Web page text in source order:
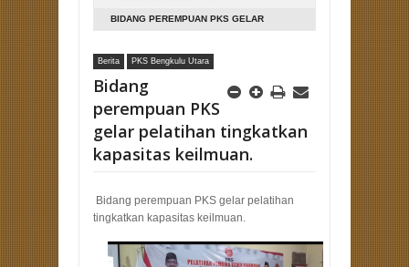
BIDANG PEREMPUAN PKS GELAR
KEILMUAN.
Berita PKS Bengkulu Utara
Bidang
perempuan PKS
gelar pelatihan tingkatkan
kapasitas keilmuan.
Bidang perempuan PKS gelar pelatihan
tingkatkan kapasitas keilmuan.